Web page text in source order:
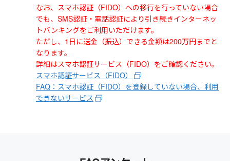
なお、スマホ認証（FIDO）への移行を行っていない場合
でも、SMS認証・電話認証により引き続きインターネッ
トバンキングをご利用いただけます。
ただし、1日に送金（振込）できる金額は200万円までと
なります。
詳細はスマホ認証サービス（FIDO）をご確認ください。
スマホ認証サービス（FIDO）
FAQ：スマホ認証（FIDO）を登録していない場合、利用
できないサービス